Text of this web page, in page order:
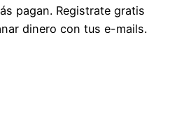
pagan. Registrate gratis
dinero con tus e-mails.